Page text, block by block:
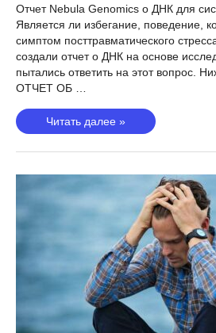
Отчет Nebula Genomics о ДНК для
Является ли избегание, поведение,
симптом посттравматического
создали отчет о ДНК на основе
пытались ответить на этот вопрос.
ОТЧЕТ ОБ …
Избегание
при
посттравматическом
2021).
ли
избегания
генетическим?
Читать далее »